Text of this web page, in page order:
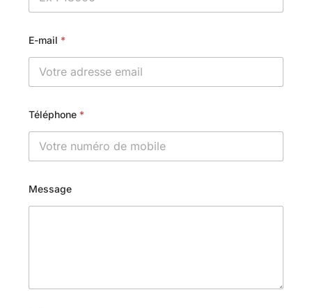
E-mail *
Téléphone *
Message